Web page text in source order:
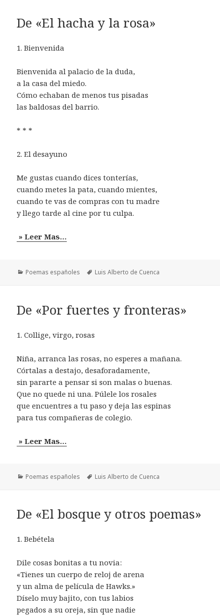
De «El hacha y la rosa»
1. Bienvenida
Bienvenida al palacio de la duda,
a la casa del miedo.
Cómo echaban de menos tus pisadas
las baldosas del barrio.
* * *
2. El desayuno
Me gustas cuando dices tonterías,
cuando metes la pata, cuando mientes,
cuando te vas de compras con tu madre
y llego tarde al cine por tu culpa.
» Leer Mas…
Categorías
Poemas españoles Etiquetas
Luis Alberto de Cuenca
De «Por fuertes y fronteras»
1. Collige, virgo, rosas
Niña, arranca las rosas, no esperes a mañana.
Córtalas a destajo, desaforadamente,
sin pararte a pensar si son malas o buenas.
Que no quede ni una. Púlele los rosales
que encuentres a tu paso y deja las espinas
para tus compañeras de colegio.
» Leer Mas…
Categorías
Poemas españoles Etiquetas
Luis Alberto de Cuenca
De «El bosque y otros poemas»
1. Bebétela
Dile cosas bonitas a tu novia:
«Tienes un cuerpo de reloj de arena
y un alma de película de Hawks.»
Díselo muy bajito, con tus labios
pegados a su oreja, sin que nadie